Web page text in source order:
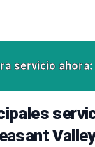
servicio ahora: